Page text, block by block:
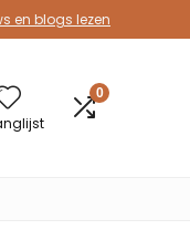
en blogs lezen
0